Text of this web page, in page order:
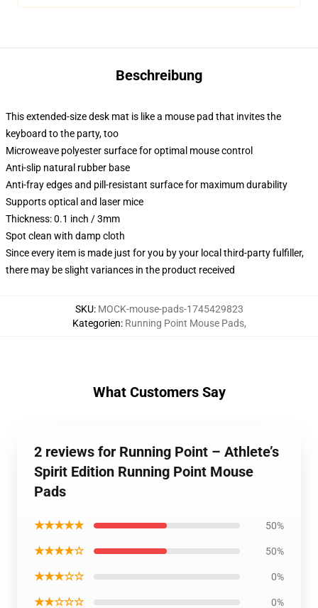
Beschreibung
This extended-size desk mat is like a mouse pad that invites the
keyboard to the party, too
Microweave polyester surface for optimal mouse control
Anti-slip natural rubber base
Anti-fray edges and pill-resistant surface for maximum durability
Supports optical and laser mice
Thickness: 0.1 inch / 3mm
Spot clean with damp cloth
Since every item is made just for you by your local third-party fulfiller,
there may be slight variances in the product received
SKU: MOCK-mouse-pads-1745429823
Kategorien: Running Point Mouse Pads,
What Customers Say
2 reviews for Running Point – Athlete’s
Spirit Edition Running Point Mouse
Pads
★★★★★ 50%
★★★★☆ 50%
★★★☆☆ 0%
★★☆☆☆ 0%